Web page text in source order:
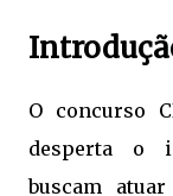
O concurso
desperta o
buscam